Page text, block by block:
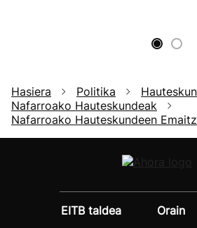
Hasiera Politika
Nafarroako Hauteskundeak
Nafarroako Hauteskundeen
EITB taldea
Orain